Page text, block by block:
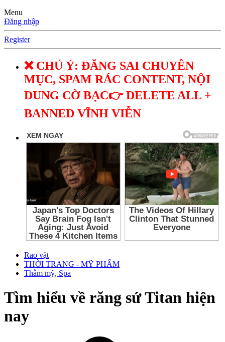
Menu
Đăng nhập
Register
❌ CHÚ Ý: ĐĂNG SAI CHUYÊN
MỤC, SPAM RÁC CONTENT, NỘI
DUNG CỜ BẠC👉 DELETE ALL +
BANNED VĨNH VIỄN
Rao vặt
THỜI TRANG - MỸ PHẨM
Thẫm mỹ, Spa
Tìm hiểu về răng sứ Titan hiện
nay